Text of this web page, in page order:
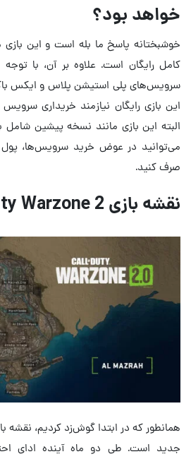
خواهد بود؟
خوشبختانه پاسخ ما بله است و این
کامل رایگان است. علاوه بر آن، با
سرویس‌های پلی استیشن پلاس و ایکس
این بازی رایگان نیازمند خریداری
البته این بازی مانند نسخه پیشین
می‌توانید در عوض خرید سرویس‌ها،
صرف کنید.
نقشه بازی Call of Duty Warzone 2
جدید است. طی دو ماه آینده ادای